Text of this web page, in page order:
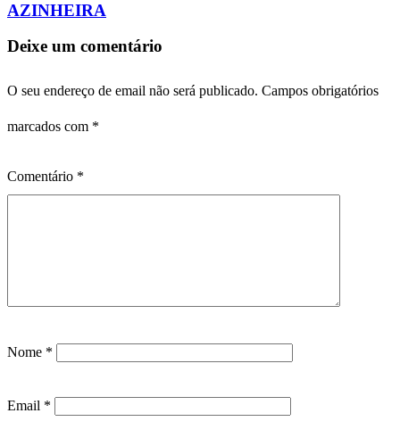
AZINHEIRA
Deixe um comentário
O seu endereço de email não será publicado. Campos obrigatórios
marcados com *
Comentário *
Nome *
Email *